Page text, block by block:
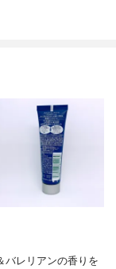
バレリアンの香りを